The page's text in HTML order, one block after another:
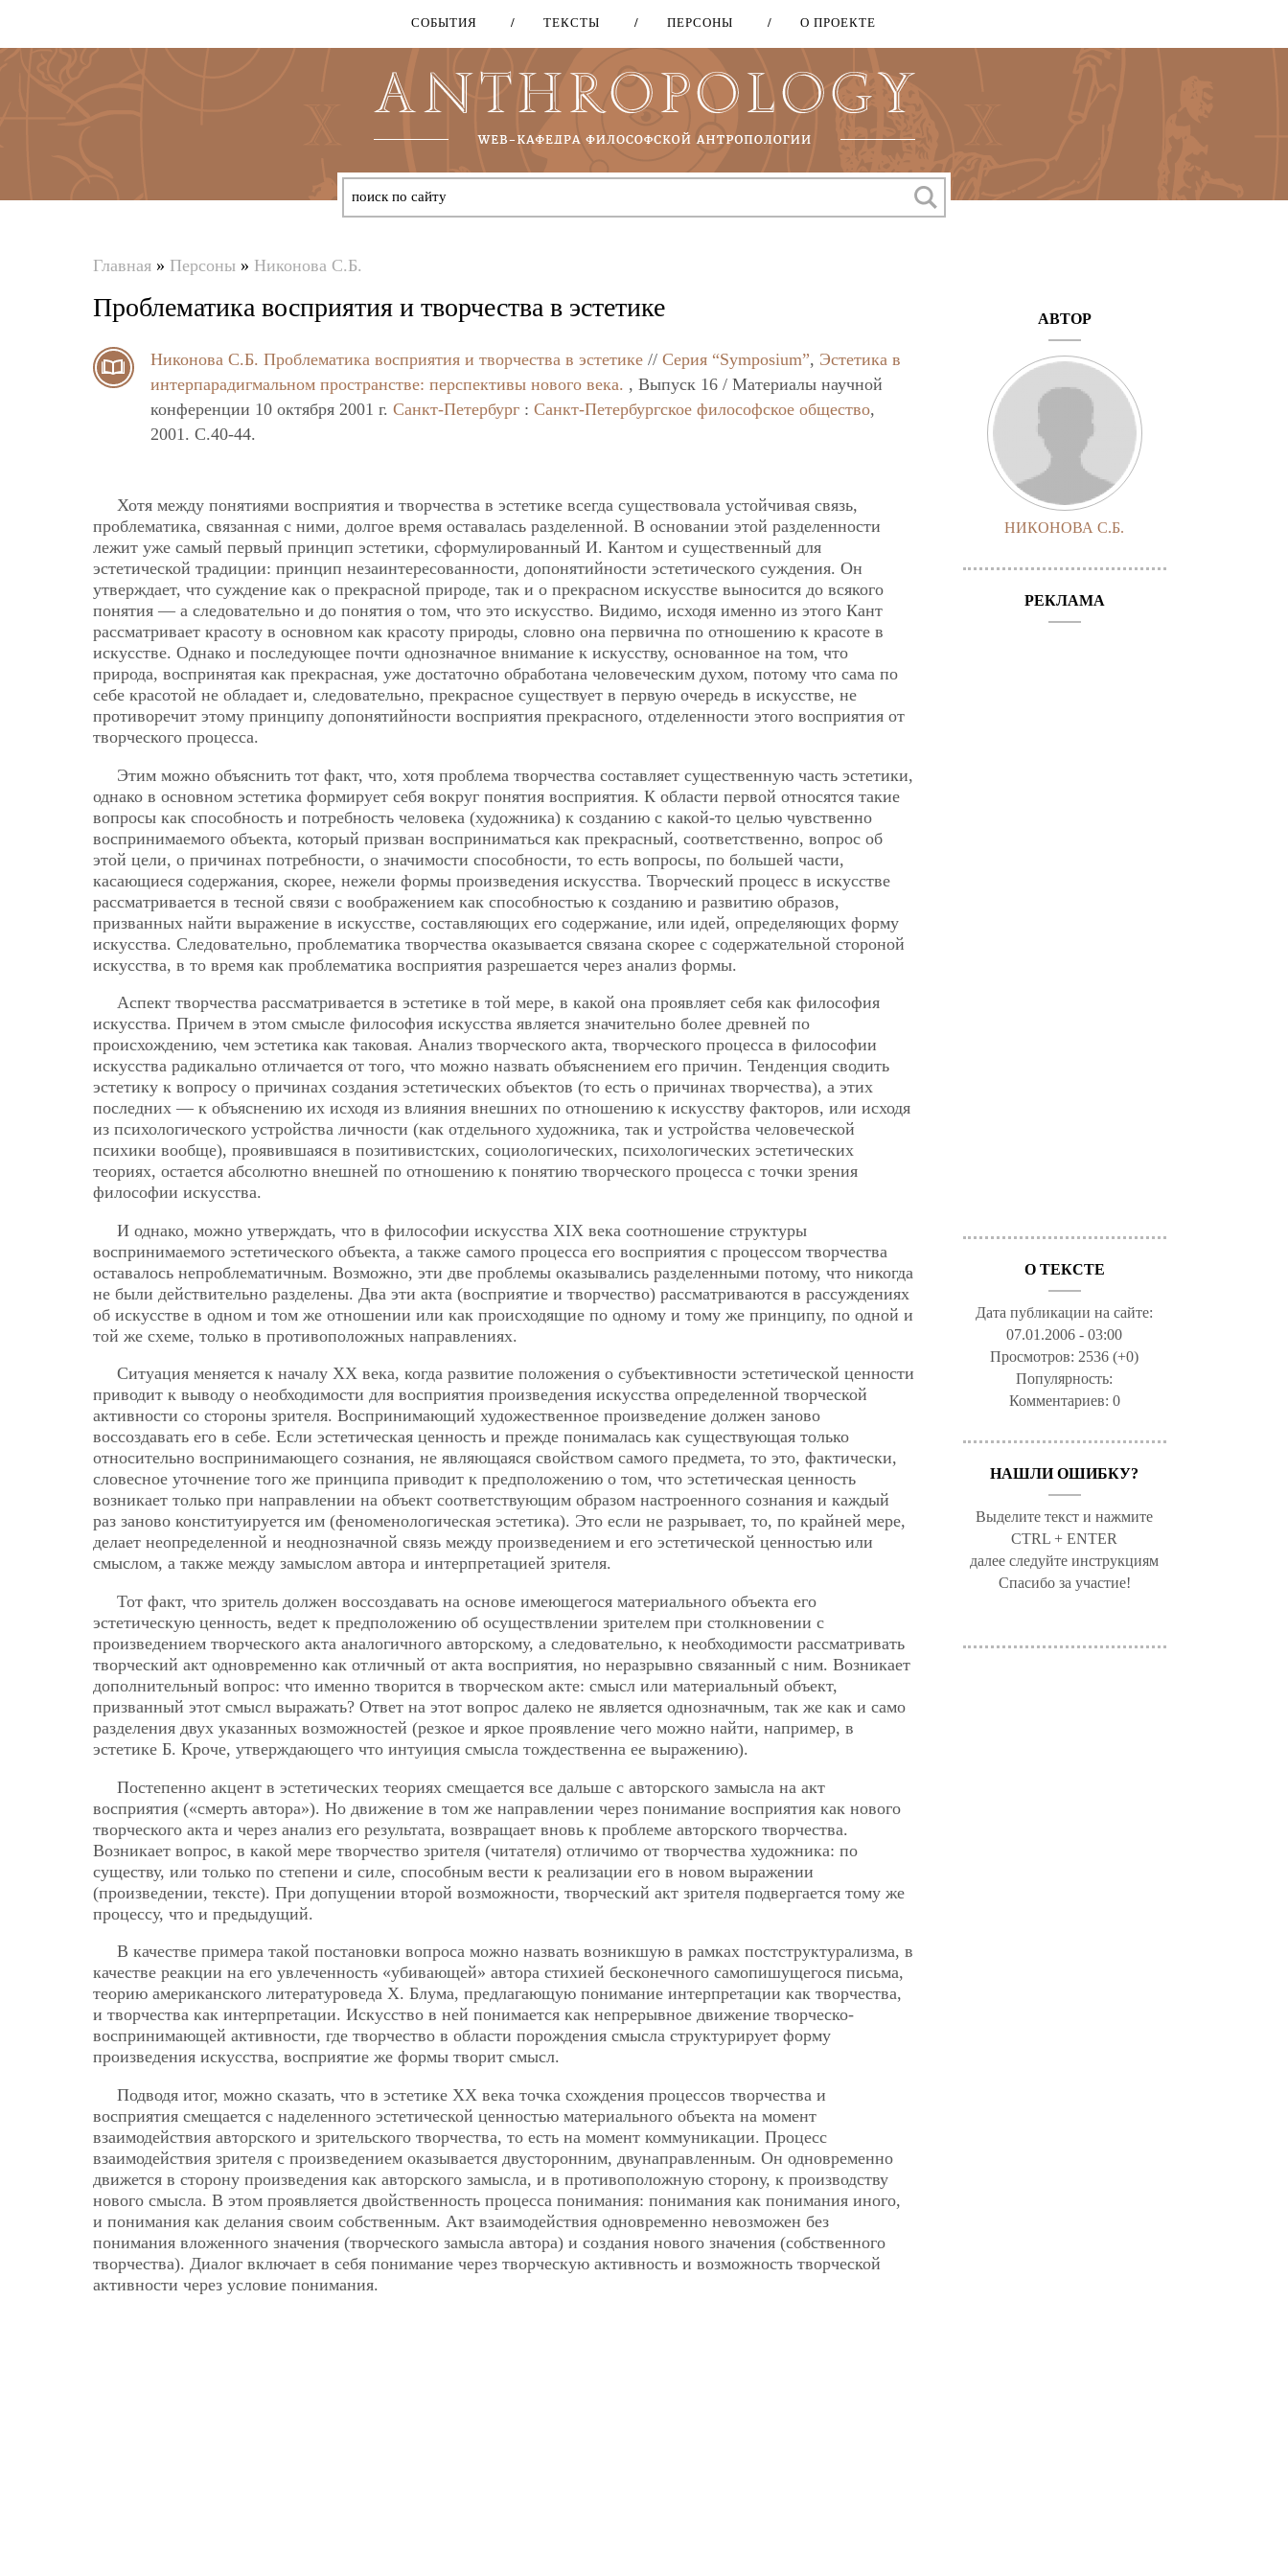
Перейти
основному
содержанию
СОБЫТИЯ ТЕКСТЫ ПЕРСОНЫ О ПРОЕКТЕ
здесь
Главная » Персоны » Никонова С.Б.
Проблематика восприятия и творчества в эстетике
Никонова С.Б. Проблематика восприятия и творчества в эстетике // Серия “Symposium”, Эстетика в
интерпарадигмальном пространстве: перспективы нового века. , Выпуск 16 / Материалы научной
конференции 10 октября 2001 г. Санкт-Петербург : Санкт-Петербургское философское общество,
2001. C.40-44.
Хотя между понятиями восприятия и творчества в эстетике всегда существовала устойчивая связь,
проблематика, связанная с ними, долгое время оставалась разделенной. В основании этой разделенности
лежит уже самый первый принцип эстетики, сформулированный И. Кантом и существенный для
эстетической традиции: принцип незаинтересованности, допонятийности эстетического суждения. Он
утверждает, что суждение как о прекрасной природе, так и о прекрасном искусстве выносится до всякого
понятия — а следовательно и до понятия о том, что это искусство. Видимо, исходя именно из этого Кант
рассматривает красоту в основном как красоту природы, словно она первична по отношению к красоте в
искусстве. Однако и последующее почти однозначное внимание к искусству, основанное на том, что
природа, воспринятая как прекрасная, уже достаточно обработана человеческим духом, потому что сама по
себе красотой не обладает и, следовательно, прекрасное существует в первую очередь в искусстве, не
противоречит этому принципу допонятийности восприятия прекрасного, отделенности этого восприятия от
творческого процесса.
Этим можно объяснить тот факт, что, хотя проблема творчества составляет существенную часть эстетики,
однако в основном эстетика формирует себя вокруг понятия восприятия. К области первой относятся такие
вопросы как способность и потребность человека (художника) к созданию с какой-то целью чувственно
воспринимаемого объекта, который призван восприниматься как прекрасный, соответственно, вопрос об
этой цели, о причинах потребности, о значимости способности, то есть вопросы, по большей части,
касающиеся содержания, скорее, нежели формы произведения искусства. Творческий процесс в искусстве
рассматривается в тесной связи с воображением как способностью к созданию и развитию образов,
призванных найти выражение в искусстве, составляющих его содержание, или идей, определяющих форму
искусства. Следовательно, проблематика творчества оказывается связана скорее с содержательной стороной
искусства, в то время как проблематика восприятия разрешается через анализ формы.
Аспект творчества рассматривается в эстетике в той мере, в какой она проявляет себя как философия
искусства. Причем в этом смысле философия искусства является значительно более древней по
происхождению, чем эстетика как таковая. Анализ творческого акта, творческого процесса в философии
искусства радикально отличается от того, что можно назвать объяснением его причин. Тенденция сводить
эстетику к вопросу о причинах создания эстетических объектов (то есть о причинах творчества), а этих
последних — к объяснению их исходя из влияния внешних по отношению к искусству факторов, или исходя
из психологического устройства личности (как отдельного художника, так и устройства человеческой
психики вообще), проявившаяся в позитивистских, социологических, психологических эстетических
теориях, остается абсолютно внешней по отношению к понятию творческого процесса с точки зрения
философии искусства.
И однако, можно утверждать, что в философии искусства XIX века соотношение структуры
воспринимаемого эстетического объекта, а также самого процесса его восприятия с процессом творчества
оставалось непроблематичным. Возможно, эти две проблемы оказывались разделенными потому, что никогда
не были действительно разделены. Два эти акта (восприятие и творчество) рассматриваются в рассуждениях
об искусстве в одном и том же отношении или как происходящие по одному и тому же принципу, по одной и
той же схеме, только в противоположных направлениях.
Ситуация меняется к началу XX века, когда развитие положения о субъективности эстетической ценности
приводит к выводу о необходимости для восприятия произведения искусства определенной творческой
активности со стороны зрителя. Воспринимающий художественное произведение должен заново
воссоздавать его в себе. Если эстетическая ценность и прежде понималась как существующая только
относительно воспринимающего сознания, не являющаяся свойством самого предмета, то это, фактически,
словесное уточнение того же принципа приводит к предположению о том, что эстетическая ценность
возникает только при направлении на объект соответствующим образом настроенного сознания и каждый
раз заново конституируется им (феноменологическая эстетика). Это если не разрывает, то, по крайней мере,
делает неопределенной и неоднозначной связь между произведением и его эстетической ценностью или
смыслом, а также между замыслом автора и интерпретацией зрителя.
Тот факт, что зритель должен воссоздавать на основе имеющегося материального объекта его
эстетическую ценность, ведет к предположению об осуществлении зрителем при столкновении с
произведением творческого акта аналогичного авторскому, а следовательно, к необходимости рассматривать
творческий акт одновременно как отличный от акта восприятия, но неразрывно связанный с ним. Возникает
дополнительный вопрос: что именно творится в творческом акте: смысл или материальный объект,
призванный этот смысл выражать? Ответ на этот вопрос далеко не является однозначным, так же как и само
разделения двух указанных возможностей (резкое и яркое проявление чего можно найти, например, в
эстетике Б. Кроче, утверждающего что интуиция смысла тождественна ее выражению).
Постепенно акцент в эстетических теориях смещается все дальше с авторского замысла на акт
восприятия («смерть автора»). Но движение в том же направлении через понимание восприятия как нового
творческого акта и через анализ его результата, возвращает вновь к проблеме авторского творчества.
Возникает вопрос, в какой мере творчество зрителя (читателя) отличимо от творчества художника: по
существу, или только по степени и силе, способным вести к реализации его в новом выражении
(произведении, тексте). При допущении второй возможности, творческий акт зрителя подвергается тому же
процессу, что и предыдущий.
В качестве примера такой постановки вопроса можно назвать возникшую в рамках постструктурализма, в
качестве реакции на его увлеченность «убивающей» автора стихией бесконечного самопишущегося письма,
теорию американского литературоведа Х. Блума, предлагающую понимание интерпретации как творчества,
и творчества как интерпретации. Искусство в ней понимается как непрерывное движение творческо-
воспринимающей активности, где творчество в области порождения смысла структурирует форму
произведения искусства, восприятие же формы творит смысл.
Подводя итог, можно сказать, что в эстетике XX века точка схождения процессов творчества и
восприятия смещается с наделенного эстетической ценностью материального объекта на момент
взаимодействия авторского и зрительского творчества, то есть на момент коммуникации. Процесс
взаимодействия зрителя с произведением оказывается двусторонним, двунаправленным. Он одновременно
движется в сторону произведения как авторского замысла, и в противоположную сторону, к производству
нового смысла. В этом проявляется двойственность процесса понимания: понимания как понимания иного,
и понимания как делания своим собственным. Акт взаимодействия одновременно невозможен без
понимания вложенного значения (творческого замысла автора) и создания нового значения (собственного
творчества). Диалог включает в себя понимание через творческую активность и возможность творческой
активности через условие понимания.
АВТОР
НИКОНОВА С.Б.
РЕКЛАМА
О ТЕКСТЕ
Дата публикации на сайте:
07.01.2006 - 03:00
Просмотров: 2536 (+0)
Популярность:
Комментариев: 0
НАШЛИ ОШИБКУ?
Выделите текст и нажмите
CTRL + ENTER
далее следуйте инструкциям
Спасибо за участие!